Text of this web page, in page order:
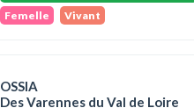
Femelle
Vivant
OSSIA
Des Varennes du Val de Loire